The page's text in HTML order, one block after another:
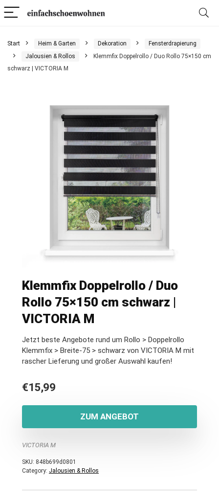
Start Heim & Garten Dekoration
Fensterdrapierung
Jalousien & Rollos
Klemmfix Doppelrollo / Duo Rollo 75×150 cm
schwarz | VICTORIA M
Klemmfix Doppelrollo / Duo
Rollo 75×150 cm schwarz |
VICTORIA M
Jetzt beste Angebote rund um Rollo > Doppelrollo
Klemmfix > Breite-75 > schwarz von VICTORIA M mit
rascher Lieferung und großer Auswahl kaufen!
€15,99
ZUM ANGEBOT
VICTORIA M
SKU: 848b699d0801
Category: Jalousien & Rollos